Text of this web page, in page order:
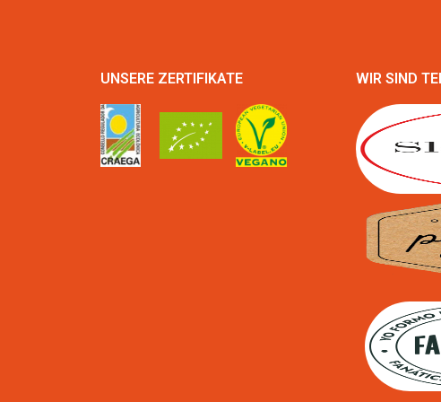
UNSERE ZERTIFIKATE WIR SIND